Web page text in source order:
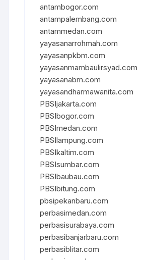
antambogor.com
antampalembang.com
antammedan.com
yayasanarrohmah.com
yayasanpkbm.com
yayasanmambaulirsyad.com
yayasanabm.com
yayasandharmawanita.com
PBSIjakarta.com
PBSIbogor.com
PBSImedan.com
PBSIlampung.com
PBSIkaltim.com
PBSIsumbar.com
PBSIbaubau.com
PBSIbitung.com
pbsipekanbaru.com
perbasimedan.com
perbasisurabaya.com
perbasibanjarbaru.com
perbasiblitar.com